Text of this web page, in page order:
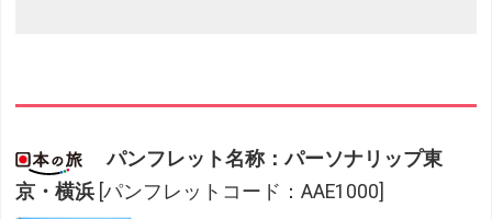
パンフレット名称：パーソナリップ東
京・横浜 [パンフレットコード：AAE1000]